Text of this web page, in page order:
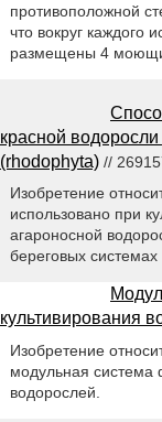
противоположной
что вокруг каждого
размещены 4
красной
(rhodophyta) //
Изобретение
использовано при
агароносной
береговых
культивирования
Изобретение
модульная система
водорослей.